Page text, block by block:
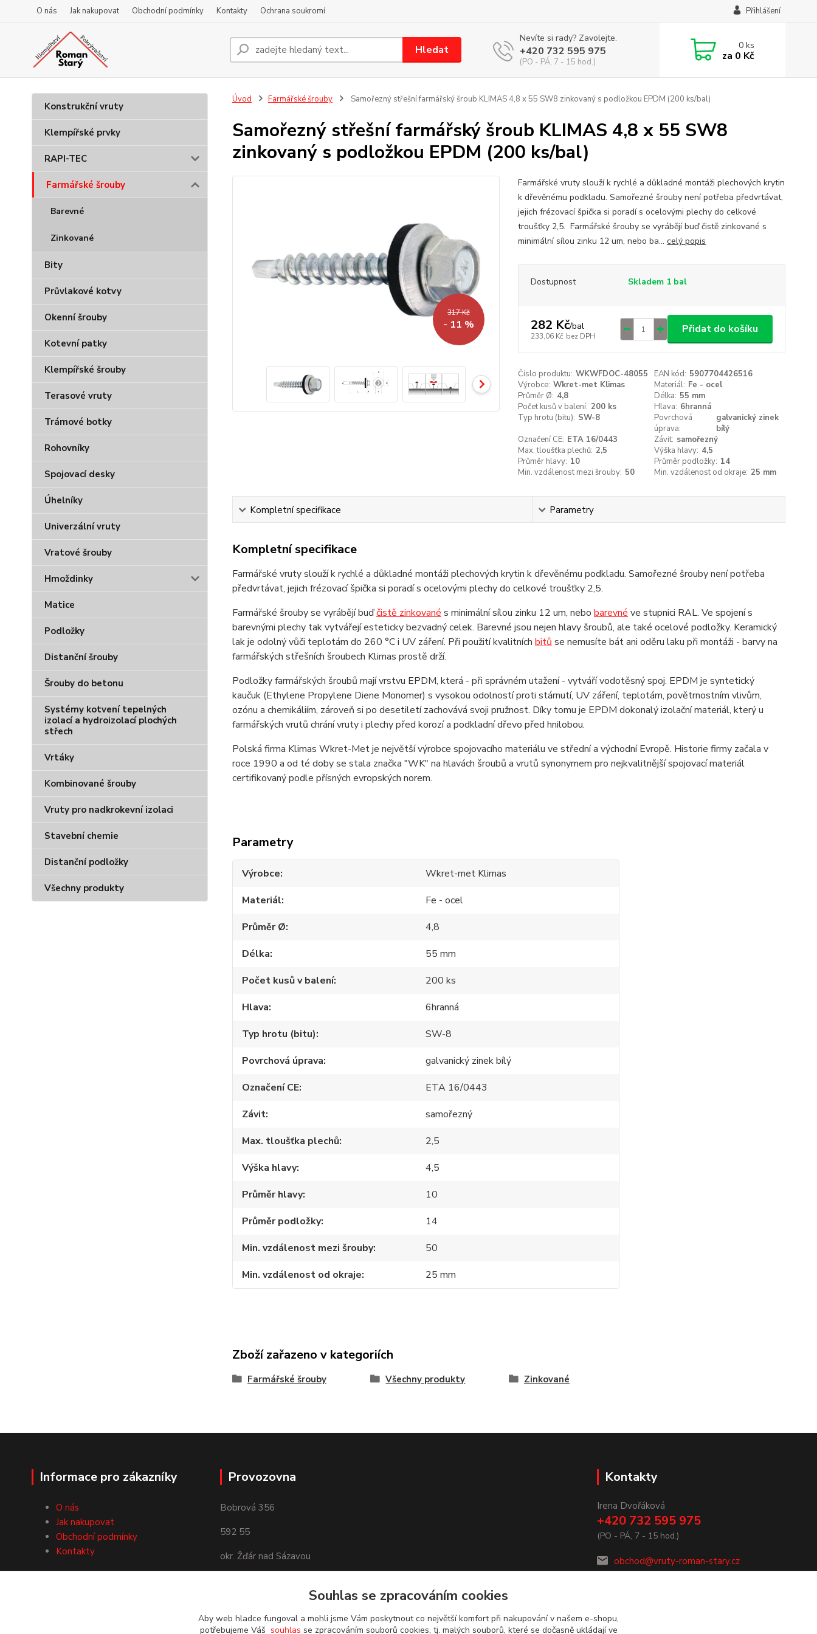
O nás Jak nakupovat Obchodní podmínky Kontakty Ochrana soukromí Přihlášení
Hledat
Nevíte si rady? Zavolejte.
+420 732 595 975
(PO - PÁ, 7 - 15 hod.)
0ks
za 0 Kč
Konstrukční vruty
Klempířské prvky
RAPI-TEC
Farmářské šrouby
Barevné
Zinkované
Bity
Průvlakové kotvy
Okenní šrouby
Kotevní patky
Klempířské šrouby
Terasové vruty
Trámové botky
Rohovníky
Spojovací desky
Úhelníky
Univerzální vruty
Vratové šrouby
Hmoždinky
Matice
Podložky
Distanční šrouby
Šrouby do betonu
Systémy kotvení tepelných
izolací a hydroizolací plochých
střech
Vrtáky
Kombinované šrouby
Vruty pro nadkrokevní izolaci
Stavební chemie
Distanční podložky
Všechny produkty
Úvod Farmářské šrouby Samořezný střešní farmářský šroub KLIMAS 4,8 x 55 SW8 zinkovaný s podložkou EPDM (200 ks/bal)
Samořezný střešní farmářský šroub KLIMAS 4,8 x 55 SW8
zinkovaný s podložkou EPDM (200 ks/bal)
317 Kč
- 11 %
Farmářské vruty slouží k rychlé a důkladné montáži plechových krytin
k dřevěnému podkladu. Samořezné šrouby není potřeba předvrtávat,
jejich frézovací špička si poradí s ocelovými plechy do celkové
troušťky 2,5. Farmářské šrouby se vyrábějí buď čistě zinkované s
minimální sílou zinku 12 um, nebo ba... celý popis
Dostupnost Skladem 1 bal
282 Kč/bal
233,06 Kč bez DPH
Přidat do košíku
Číslo produktu: WKWFDOC-48055 EAN kód: 5907704426516
Výrobce: Wkret-met Klimas Materiál: Fe - ocel
Průměr Ø: 4,8 Délka: 55 mm
Počet kusů v balení: 200 ks Hlava: 6hranná
Typ hrotu (bitu): SW-8
Povrchová
úprava:
galvanický zinek
bílý
Označení CE: ETA 16/0443 Závit: samořezný
Max. tloušťka plechů: 2,5 Výška hlavy: 4,5
Průměr hlavy: 10 Průměr podložky: 14
Min. vzdálenost mezi šrouby: 50 Min. vzdálenost od okraje: 25 mm
Kompletní specifikace Parametry
Kompletní specifikace
Farmářské vruty slouží k rychlé a důkladné montáži plechových krytin k dřevěnému podkladu. Samořezné šrouby není potřeba
předvrtávat, jejich frézovací špička si poradí s ocelovými plechy do celkové troušťky 2,5.
Farmářské šrouby se vyrábějí buďčistě zinkované s minimální sílou zinku 12 um, nebo barevné ve stupnici RAL. Ve spojení s
barevnými plechy tak vytvářejí esteticky bezvadný celek. Barevné jsou nejen hlavy šroubů, ale také ocelové podložky. Keramický
lak je odolný vůči teplotám do 260 °C i UV záření. Při použití kvalitních bitů se nemusíte bát ani oděru laku při montáži - barvy na
farmářských střešních šroubech Klimas prostě drží.
Podložky farmářských šroubů mají vrstvu EPDM, která - při správném utažení - vytváří vodotěsný spoj. EPDM je syntetický
kaučuk (Ethylene Propylene Diene Monomer) s vysokou odolností proti stárnutí, UV záření, teplotám, povětrnostním vlivům,
ozónu a chemikáliím, zároveň si po desetiletí zachovává svoji pružnost. Díky tomu je EPDM dokonalý izolační materiál, který u
farmářských vrutů chrání vruty i plechy před korozí a podkladní dřevo před hnilobou.
Polská firma Klimas Wkret-Met je největší výrobce spojovacího materiálu ve střední a východní Evropě. Historie firmy začala v
roce 1990 a od té doby se stala značka "WK" na hlavách šroubů a vrutů synonymem pro nejkvalitnější spojovací materiál
certifikovaný podle přísných evropských norem.
Parametry
Výrobce
Wkret-met Klimas
Materiál
Fe - ocel
Průměr Ø
4,8
Délka
55 mm
Počet kusů v balení
200 ks
Hlava
6hranná
Typ hrotu (bitu)
SW-8
Povrchová úprava
galvanický zinek bílý
Označení CE
ETA 16/0443
Závit
samořezný
Max. tloušťka plechů
2,5
Výška hlavy
4,5
Průměr hlavy
10
Průměr podložky
14
Min. vzdálenost mezi šrouby
50
Min. vzdálenost od okraje
25 mm
Zboží zařazeno v kategoriích
Farmářské šrouby Všechny produkty Zinkované
Informace pro zákazníky
O nás
Jak nakupovat
Obchodní podmínky
Kontakty
Provozovna
Bobrová 356
592 55
okr. Žďár nad Sázavou
Kontakty
Irena Dvořáková
+420 732 595 975
(PO - PÁ, 7 - 15 hod.)
obchod@vruty-roman-stary.cz
Souhlas se zpracováním cookies
Aby web hladce fungoval a mohli jsme Vám poskytnout co největší komfort při nakupování v našem e-shopu,
potřebujeme Váš souhlas se zpracováním souborů cookies, tj. malých souborů, které se dočasně ukládají ve